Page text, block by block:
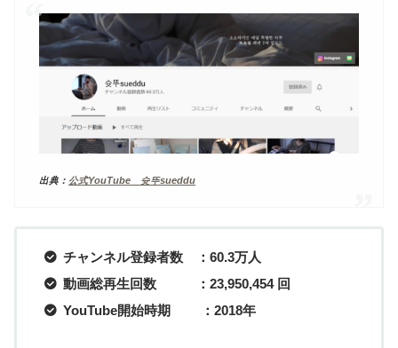
出典： 公式YouTube 슛뚜sueddu
チャンネル登録者数 ：60.3万人
動画総再生回数 ：23,950,454 回
YouTube開始時期 ：2018年